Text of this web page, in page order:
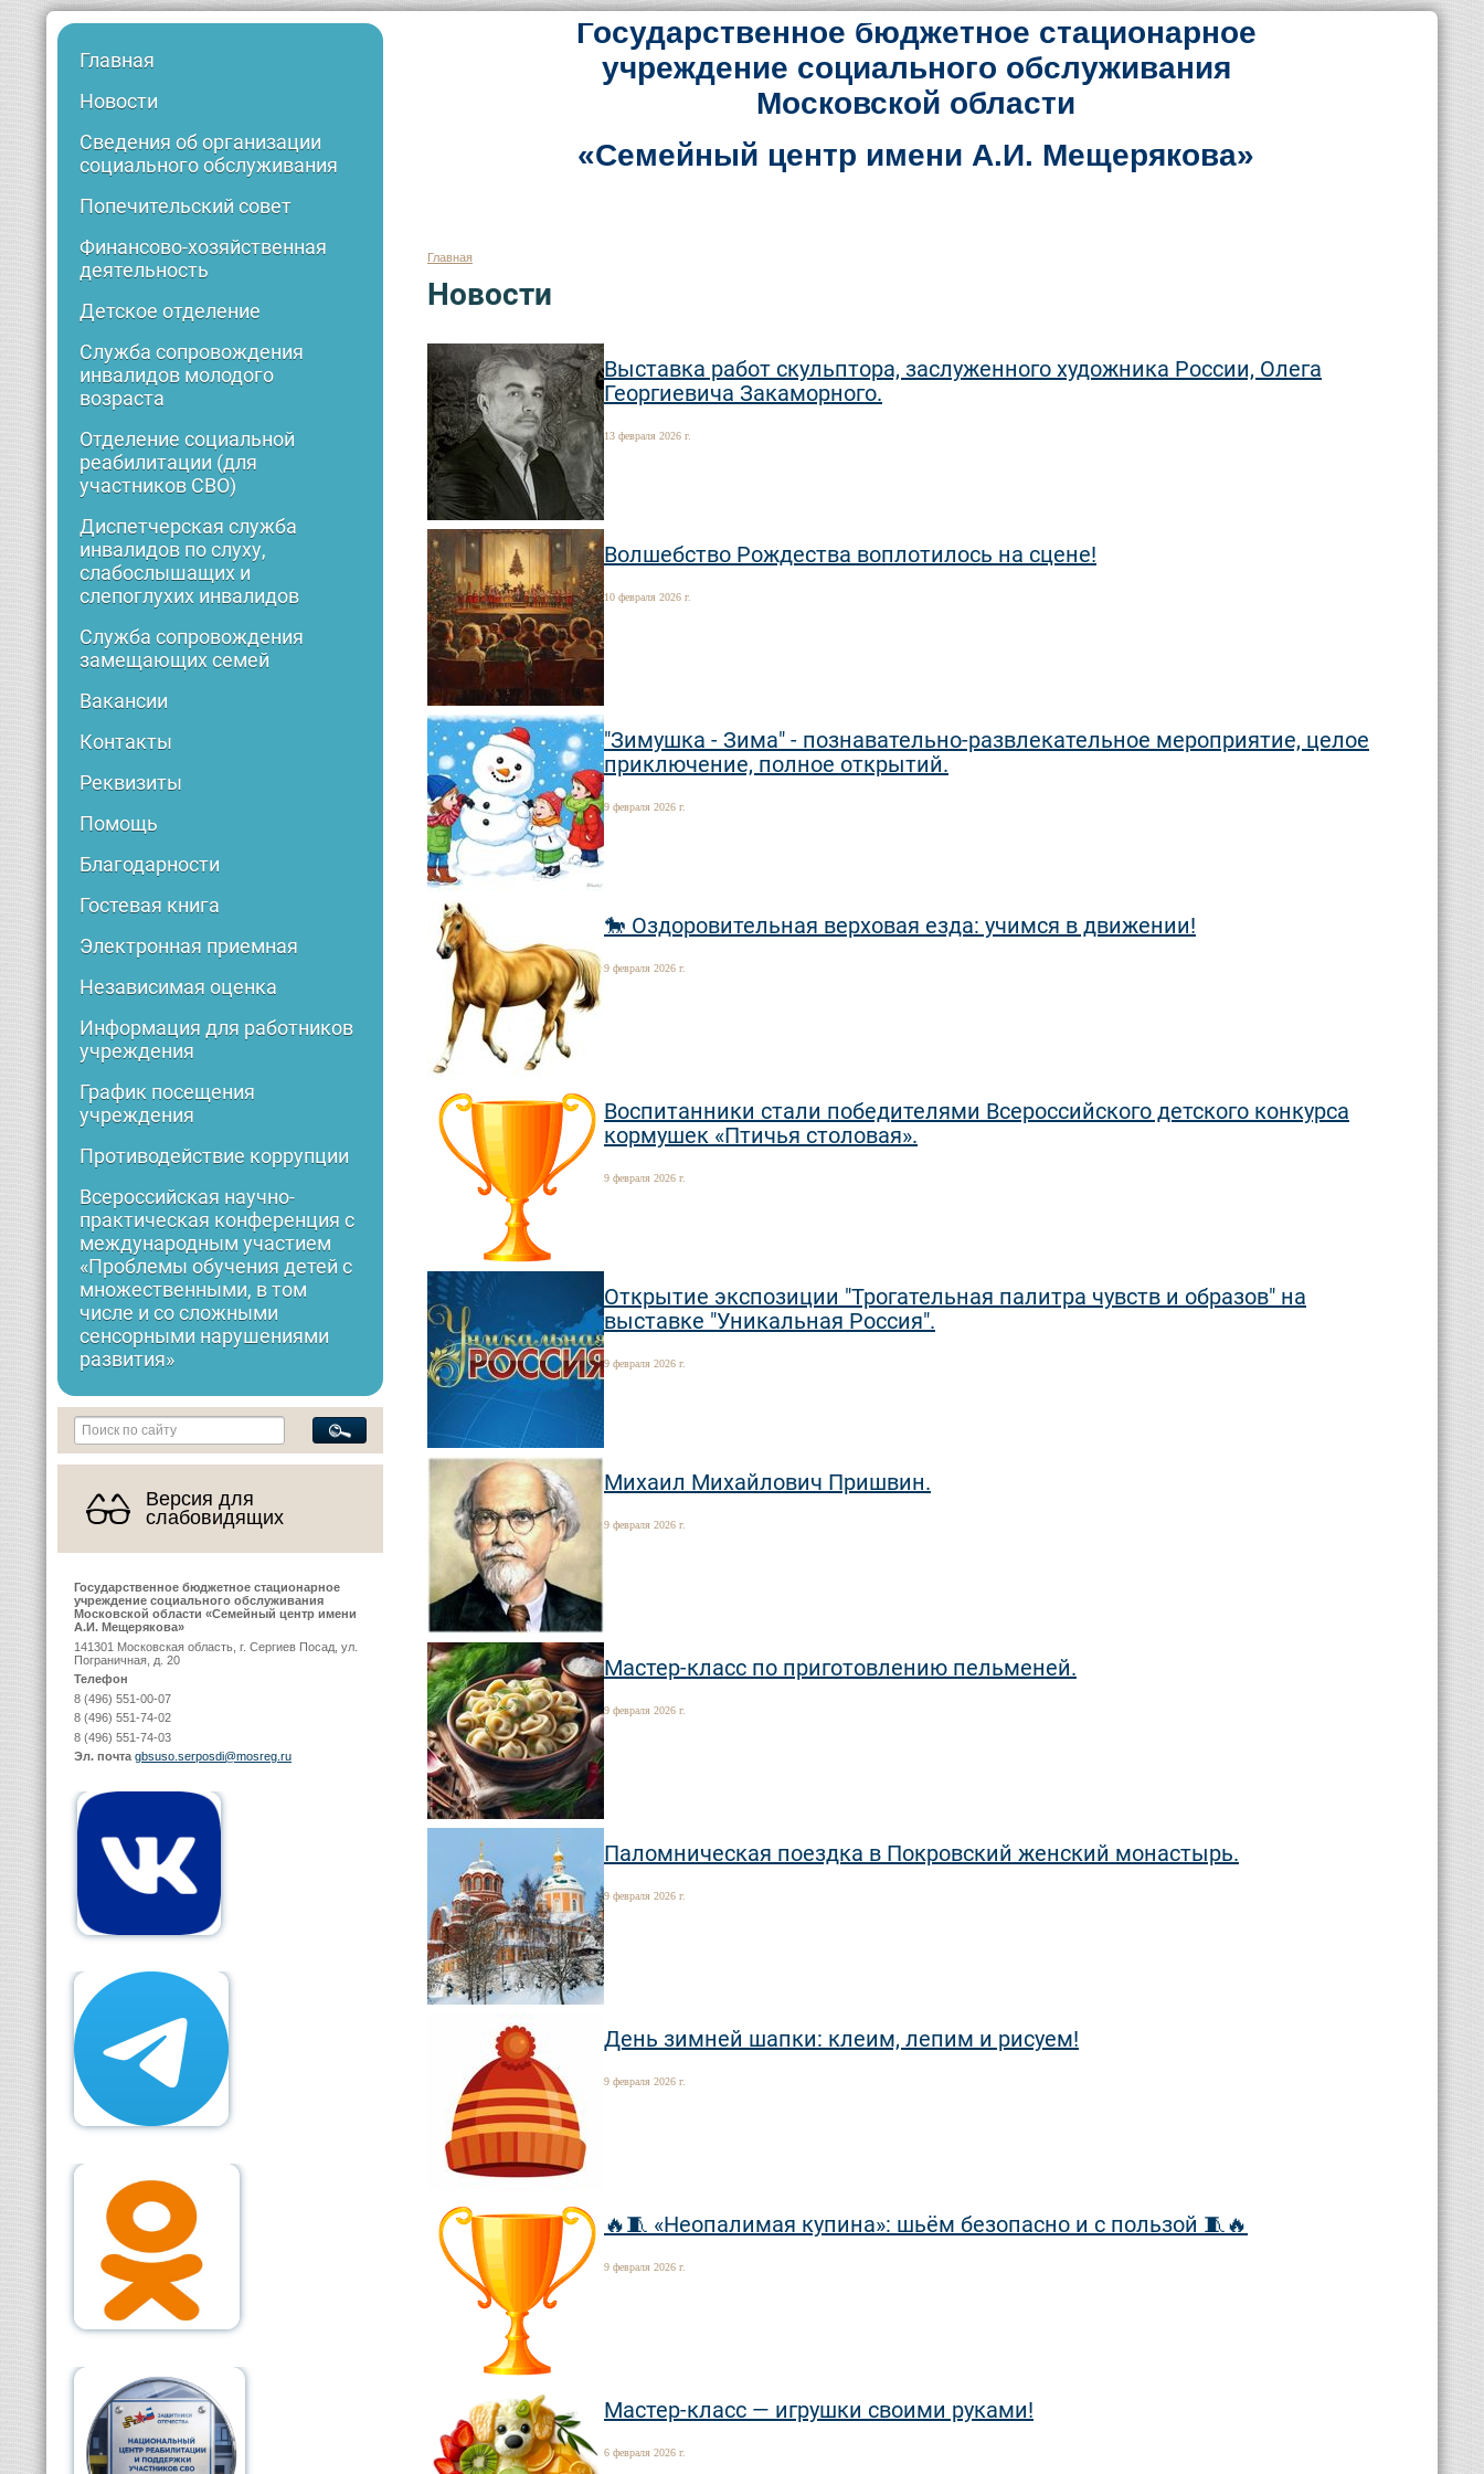
Главная
Новости
Сведения об организации
социального обслуживания
Попечительский совет
Финансово-хозяйственная
деятельность
Детское отделение
Служба сопровождения
инвалидов молодого
возраста
Отделение социальной
реабилитации (для
участников СВО)
Диспетчерская служба
инвалидов по слуху,
слабослышащих и
слепоглухих инвалидов
Служба сопровождения
замещающих семей
Вакансии
Контакты
Реквизиты
Помощь
Благодарности
Гостевая книга
Электронная приемная
Независимая оценка
Информация для работников
учреждения
График посещения
учреждения
Противодействие коррупции
Всероссийская научно-
практическая конференция с
международным участием
«Проблемы обучения детей с
множественными, в том
числе и со сложными
сенсорными нарушениями
развития»
Версия для
слабовидящих
Государственное бюджетное стационарное
учреждение социального обслуживания
Московской области «Семейный центр имени
А.И. Мещерякова»
141301 Московская область, г. Сергиев Посад, ул.
Пограничная, д. 20
Телефон
8 (496) 551-00-07
8 (496) 551-74-02
8 (496) 551-74-03
Эл. почта gbsuso.serposdi@mosreg.ru
Государственное бюджетное стационарное
учреждение социального обслуживания
Московской области
«Семейный центр имени А.И. Мещерякова»
Главная
Новости
Выставка работ скульптора, заслуженного художника России, Олега
Георгиевича Закаморного.
13 февраля 2026 г.
Волшебство Рождества воплотилось на сцене!
10 февраля 2026 г.
"Зимушка - Зима" - познавательно-развлекательное мероприятие, целое
приключение, полное открытий.
9 февраля 2026 г.
🐎 Оздоровительная верховая езда: учимся в движении!
9 февраля 2026 г.
Воспитанники стали победителями Всероссийского детского конкурса
кормушек «Птичья столовая».
9 февраля 2026 г.
Открытие экспозиции "Трогательная палитра чувств и образов" на
выставке "Уникальная Россия".
9 февраля 2026 г.
Михаил Михайлович Пришвин.
9 февраля 2026 г.
Мастер-класс по приготовлению пельменей.
9 февраля 2026 г.
Паломническая поездка в Покровский женский монастырь.
9 февраля 2026 г.
День зимней шапки: клеим, лепим и рисуем!
9 февраля 2026 г.
🔥🧵 «Неопалимая купина»: шьём безопасно и с пользой 🧵🔥
9 февраля 2026 г.
Мастер-класс — игрушки своими руками!
6 февраля 2026 г.